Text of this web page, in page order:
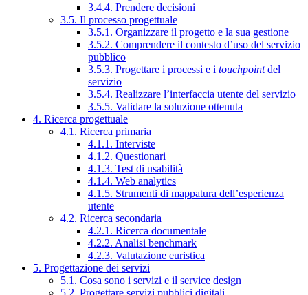
3.4.4. Prendere decisioni
3.5. Il processo progettuale
3.5.1. Organizzare il progetto e la sua gestione
3.5.2. Comprendere il contesto d’uso del servizio
pubblico
3.5.3. Progettare i processi e i touchpointdel
servizio
3.5.4. Realizzare l’interfaccia utente del servizio
3.5.5. Validare la soluzione ottenuta
4. Ricerca progettuale
4.1. Ricerca primaria
4.1.1. Interviste
4.1.2. Questionari
4.1.3. Test di usabilità
4.1.4. Web analytics
4.1.5. Strumenti di mappatura dell’esperienza
utente
4.2. Ricerca secondaria
4.2.1. Ricerca documentale
4.2.2. Analisi benchmark
4.2.3. Valutazione euristica
5. Progettazione dei servizi
5.1. Cosa sono i servizi e il service design
5.2. Progettare servizi pubblici digitali